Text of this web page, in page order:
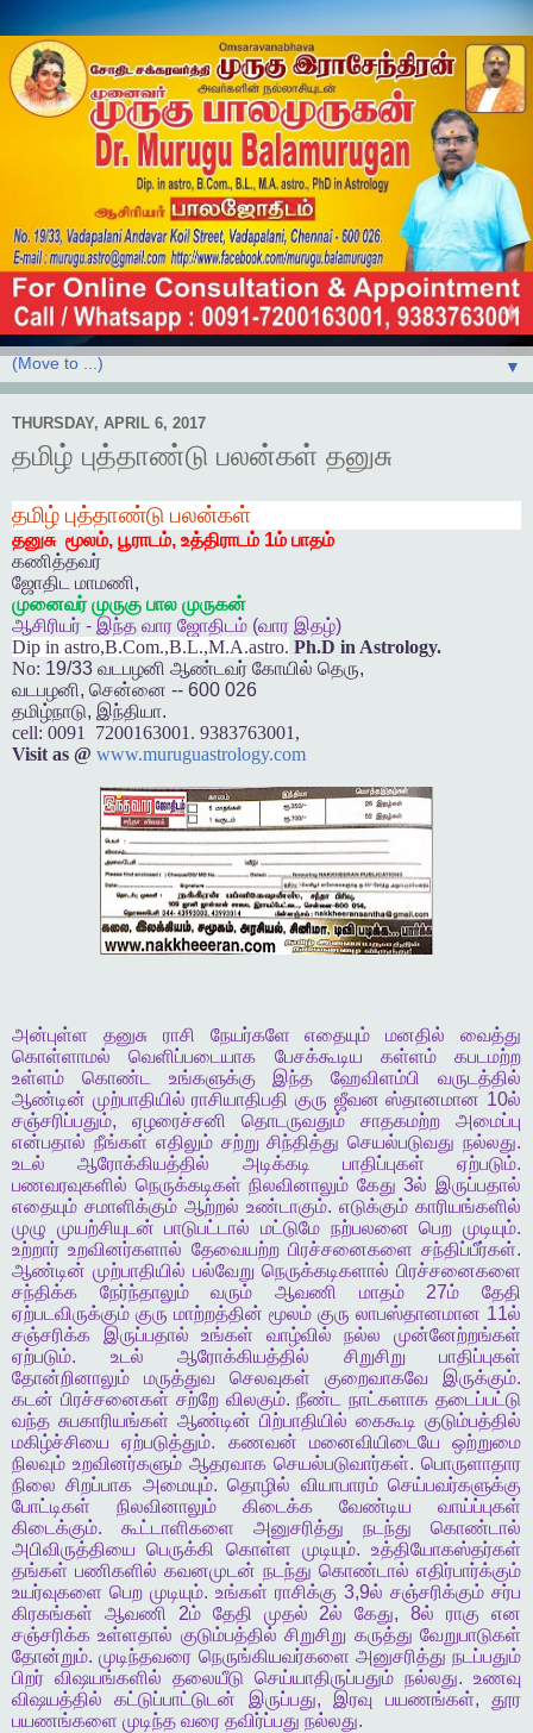
▼
THURSDAY, APRIL 6, 2017
தமிழ் புத்தாண்டு பலன்கள் தனுசு
தமிழ் புத்தாண்டு பலன்கள்
தனுசு மூலம், பூராடம், உத்திராடம் 1ம் பாதம்
கணித்தவர்
ஜோதிட
மாமணி,
முனைவர் முருகு பால முருகன்
ஆசிரியர் - இந்த வார ஜோதிடம் (வார இதழ்)
Dip in astro,B.Com.,B.L.,M.A.astro. Ph.D in Astrology.
No: 19/33 வடபழனி ஆண்டவர் கோயில் தெரு,
வடபழனி, சென்னை -- 600 026
தமிழ்நாடு, இந்தியா.
cell: 0091 7200163001. 9383763001,
Visit as @ www.muruguastrology.com
அன்புள்ள தனுசு ராசி நேயர்களே எதையும் மனதில்
வைத்து
கொள்ளாமல்
வெளிப்படையாக பேசக்கூடிய கள்ளம்
கபடமற்ற
உள்ளம்
கொண்ட உங்களுக்கு இந்த ஹேவிளம்பி
வருடத்தில்
ஆண்டின் முற்பாதியில் ராசியாதிபதி குரு ஜீவன ஸ்தானமான 10ல்
சஞ்சரிப்பதும், ஏழரைச்சனி தொடருவதும் சாதகமற்ற
அமைப்பு
என்பதால் நீங்கள் எதிலும் சற்று சிந்தித்து செயல்படுவது நல்லது.
உடல்
ஆரோக்கியத்தில் அடிக்கடி பாதிப்புகள் ஏற்படும்.
பணவரவுகளில் நெருக்கடிகள் நிலவினாலும் கேது 3ல் இருப்பதால்
எதையும் சமாளிக்கும் ஆற்றல் உண்டாகும். எடுக்கும் காரியங்களில்
முழு முயற்சியுடன் பாடுபட்டால் மட்டுமே நற்பலனை பெற முடியும்.
உற்றார் உறவினர்களால் தேவையற்ற பிரச்சனைகளை சந்திப்பீர்கள்.
ஆண்டின் முற்பாதியில் பல்வேறு நெருக்கடிகளால் பிரச்சனைகளை
சந்திக்க
நேர்ந்தாலும் வரும் ஆவணி மாதம்27ம்
தேதி
ஏற்படவிருக்கும் குரு மாற்றத்தின் மூலம் குரு லாபஸ்தானமான 11ல்
சஞ்சரிக்க
இருப்பதால் உங்கள் வாழ்வில் நல்ல
முன்னேற்றங்கள்
ஏற்படும். உடல் ஆரோக்கியத்தில் சிறுசிறு
பாதிப்புகள்
தோன்றினாலும்
மருத்துவ செலவுகள் குறைவாகவே இருக்கும்.
கடன் பிரச்சனைகள் சற்றே விலகும்.நீண்ட நாட்களாக தடைப்பட்டு
வந்த சுபகாரியங்கள் ஆண்டின் பிற்பாதியில் கைகூடி குடும்பத்தில்
மகிழ்ச்சியை
ஏற்படுத்தும். கணவன் மனைவியிடையே
ஒற்றுமை
நிலவும் உறவினர்களும் ஆதரவாக செயல்படுவார்கள். பொருளாதார
நிலை சிறப்பாக அமையும்.தொழில் வியாபாரம் செய்பவர்களுக்கு
போட்டிகள்
நிலவினாலும் கிடைக்க வேண்டிய
வாய்ப்புகள்
கிடைக்கும். கூட்டாளிகளை அனுசரித்து நடந்து
கொண்டால்
அபிவிருத்தியை
பெருக்கி கொள்ள முடியும். உத்தியோகஸ்தர்கள்
தங்கள் பணிகளில் கவனமுடன் நடந்து கொண்டால் எதிர்பார்க்கும்
உயர்வுகளை பெற முடியும். உங்கள் ராசிக்கு 3,9ல் சஞ்சரிக்கும் சர்ப
கிரகங்கள்
ஆவணி 2ம் தேதி முதல் 2ல் கேது, 8ல் ராகு
என
சஞ்சரிக்க உள்ளதால் குடும்பத்தில் சிறுசிறு கருத்து வேறுபாடுகள்
தோன்றும்.முடிந்தவரை நெருங்கியவர்களை அனுசரித்து நடப்பதும்
பிறர் விஷயங்களில் தலையீடு செய்யாதிருப்பதும் நல்லது. உணவு
விஷயத்தில்
கட்டுப்பாட்டுடன் இருப்பது, இரவு பயணங்கள்,தூர
பயணங்களை முடிந்த வரை தவிர்ப்பது நல்லது.